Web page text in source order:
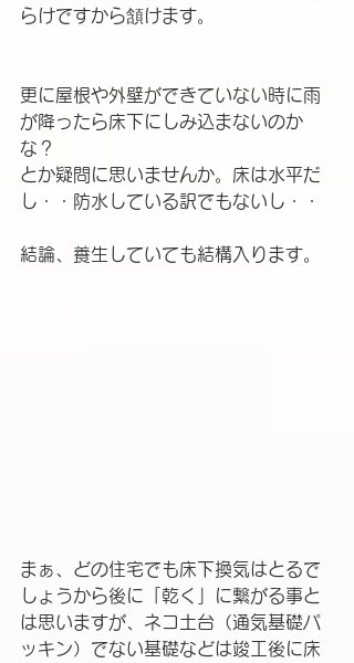
らけですから頷けます。
更に屋根や外壁ができていない時に雨
が降ったら床下にしみ込まないのか
な？
とか疑問に思いませんか。床は水平だ
し・・防水している訳でもないし・・
結論、養生していても結構入ります。
まぁ、どの住宅でも床下換気はとるで
しょうから後に「乾く」に繋がる事と
は思いますが、ネコ土台（通気基礎パ
ッキン）でない基礎などは竣工後に床